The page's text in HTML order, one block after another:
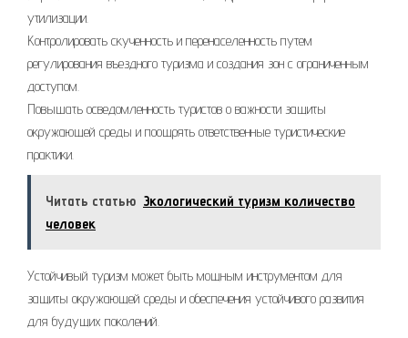
утилизации.
Контролировать скученность и перенаселенность путем
регулирования въездного туризма и создания зон с ограниченным
доступом.
Повышать осведомленность туристов о важности защиты
окружающей среды и поощрять ответственные туристические
практики.
Читать статью Экологический туризм количество
человек
Устойчивый туризм может быть мощным инструментом для
защиты окружающей среды и обеспечения устойчивого развития
для будущих поколений.